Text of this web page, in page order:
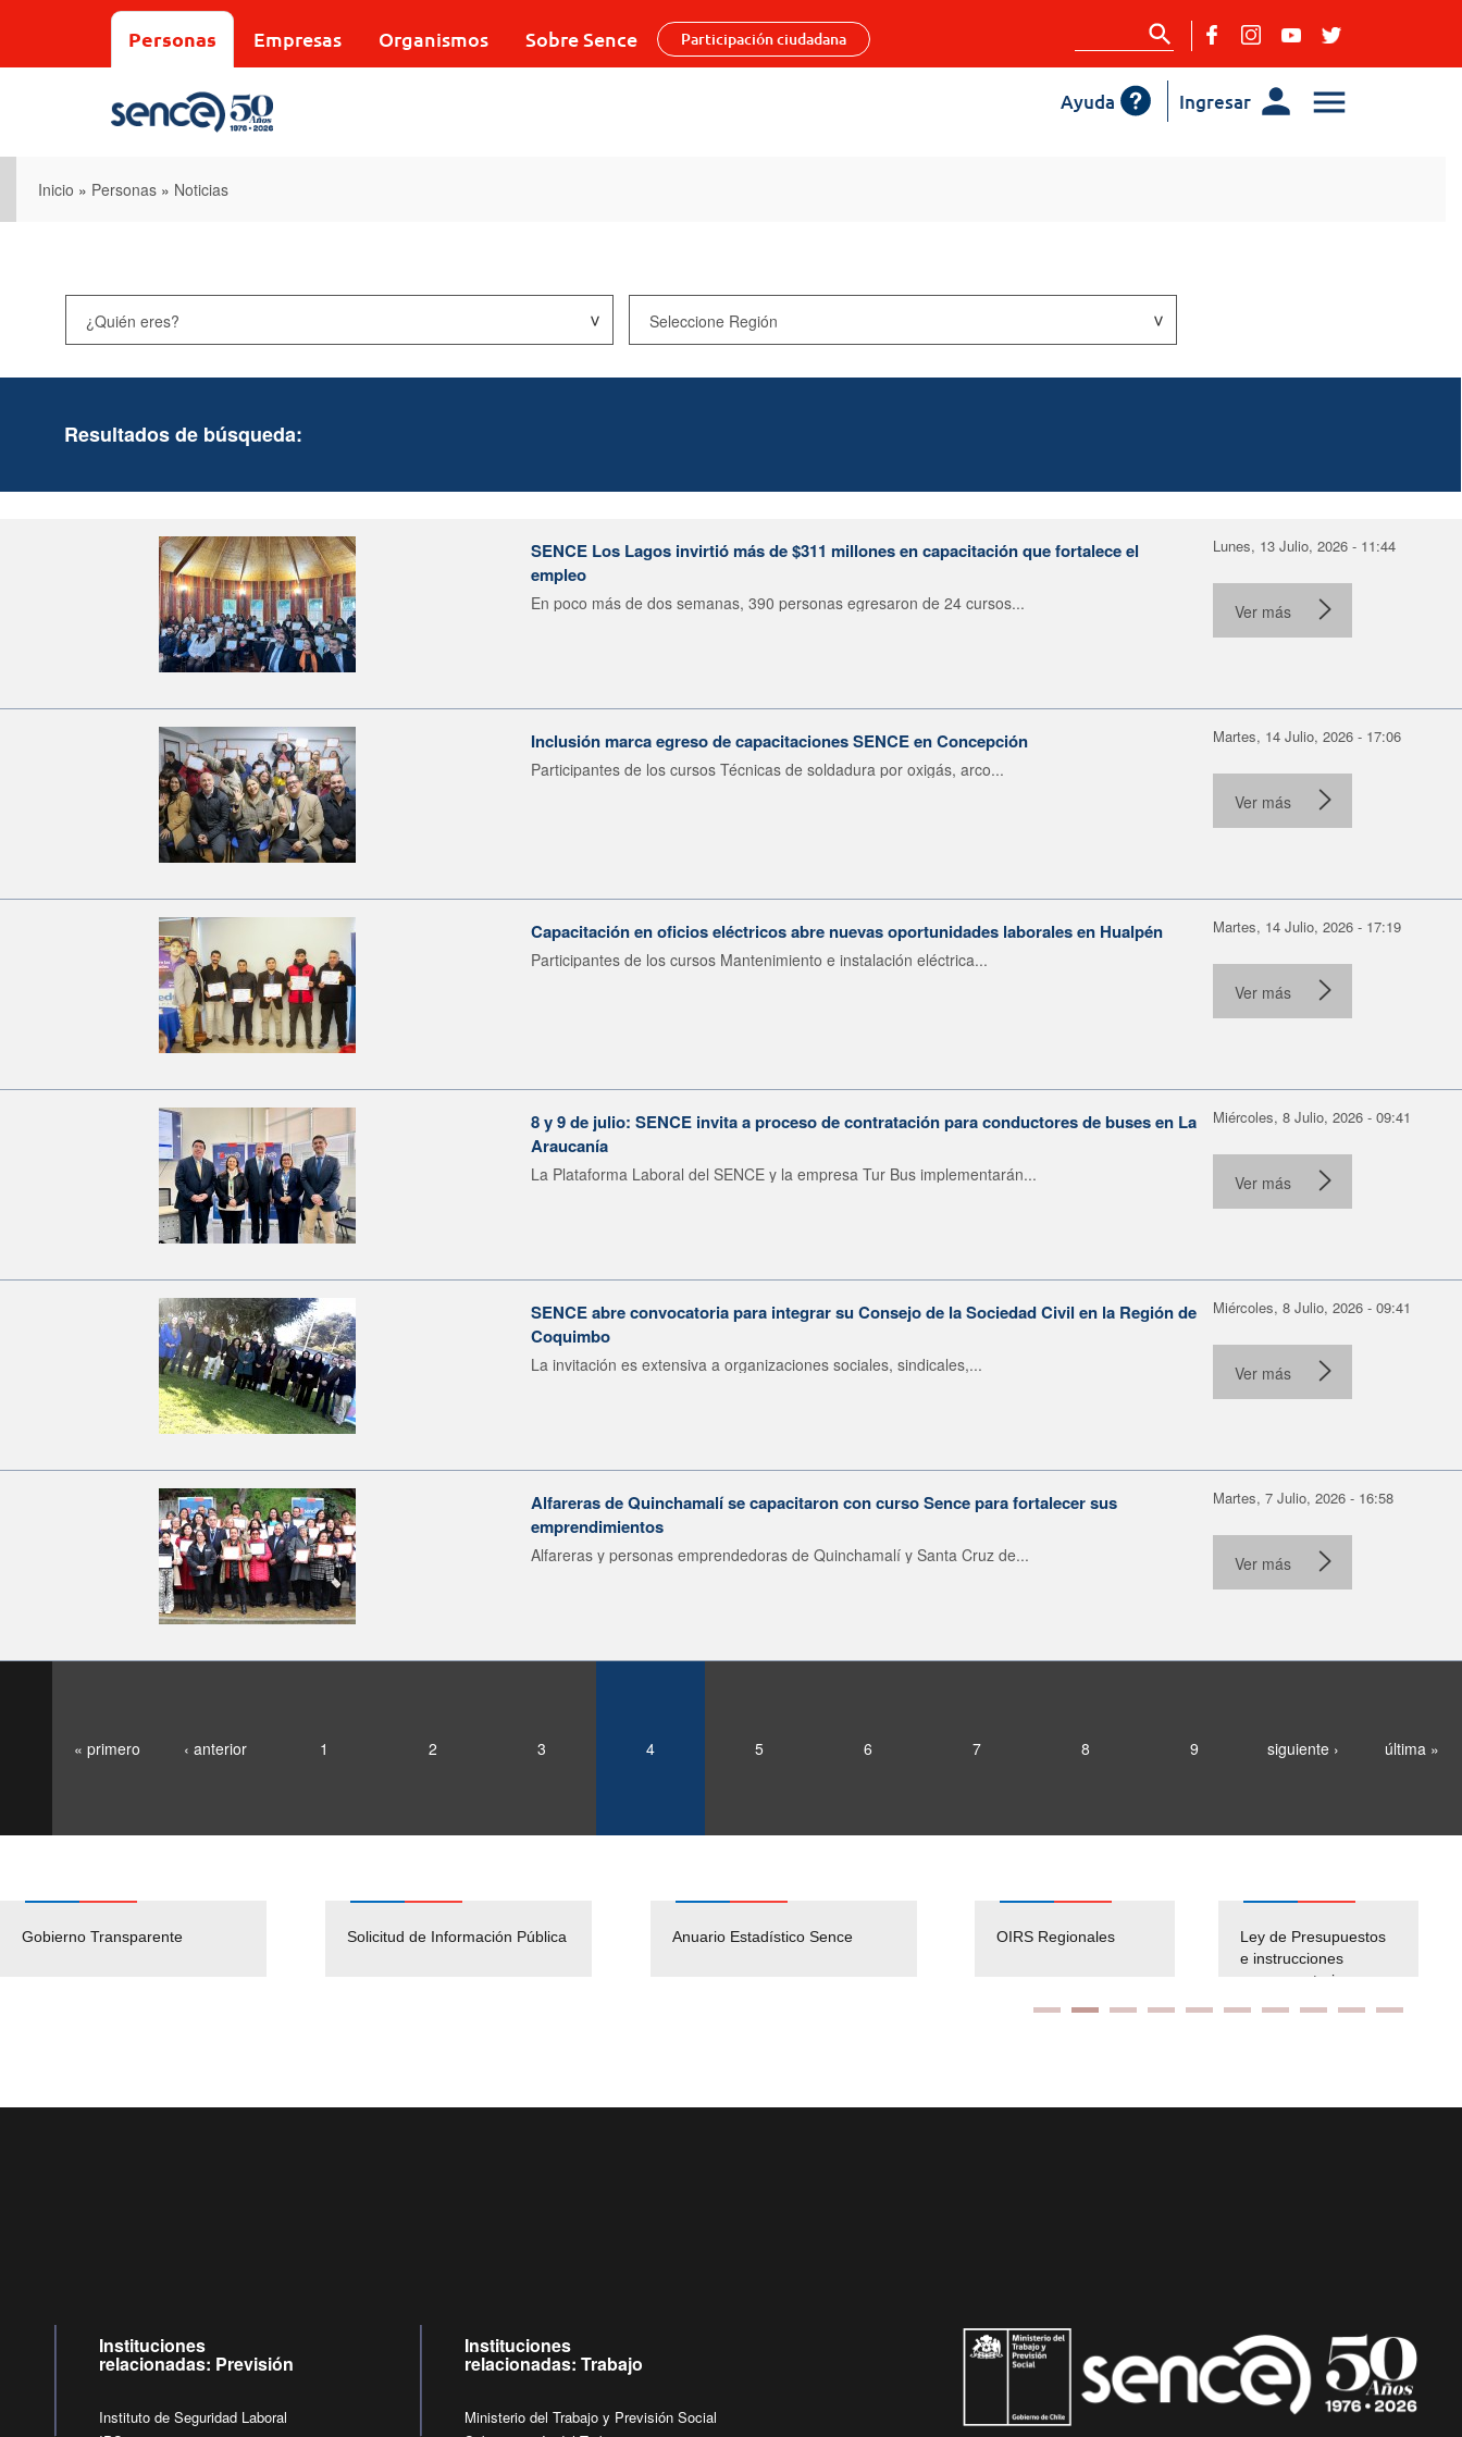
Personas Empresas Organismos Sobre Sence Participación ciudadana
Ingresar
Ayuda
Inicio » Personas » Noticias
Resultados de búsqueda:
SENCE Los Lagos invirtió más de $311 millones en capacitación que fortalece el
empleo
En poco más de dos semanas, 390 personas egresaron de 24 cursos...
Lunes, 13 Julio, 2026 - 11:44
Ver más
Inclusión marca egreso de capacitaciones SENCE en Concepción
Participantes de los cursos Técnicas de soldadura por oxigás, arco...
Martes, 14 Julio, 2026 - 17:06
Ver más
Capacitación en oficios eléctricos abre nuevas oportunidades laborales en Hualpén
Participantes de los cursos Mantenimiento e instalación eléctrica...
Martes, 14 Julio, 2026 - 17:19
Ver más
8 y 9 de julio: SENCE invita a proceso de contratación para conductores de buses en La
Araucanía
La Plataforma Laboral del SENCE y la empresa Tur Bus implementarán...
Miércoles, 8 Julio, 2026 - 09:41
Ver más
SENCE abre convocatoria para integrar su Consejo de la Sociedad Civil en la Región de
Coquimbo
La invitación es extensiva a organizaciones sociales, sindicales,...
Miércoles, 8 Julio, 2026 - 09:41
Ver más
Alfareras de Quinchamalí se capacitaron con curso Sence para fortalecer sus
emprendimientos
Alfareras y personas emprendedoras de Quinchamalí y Santa Cruz de...
Martes, 7 Julio, 2026 - 16:58
Ver más
« primero ‹ anterior 1 2 3 4 5 6 7 8 9 siguiente › última »
Gobierno Transparente Solicitud de Información Pública Anuario Estadístico Sence
Pago Proveedores
Empleos Públicos
Solicitud Audiencias y
OIRS Regionales
Ley de Presupuestos
e instrucciones
presuspuetarias
Instituciones
relacionadas: Previsión
Instituto de Seguridad Laboral
Instituciones
relacionadas: Trabajo
Ministerio del Trabajo y Previsión Social